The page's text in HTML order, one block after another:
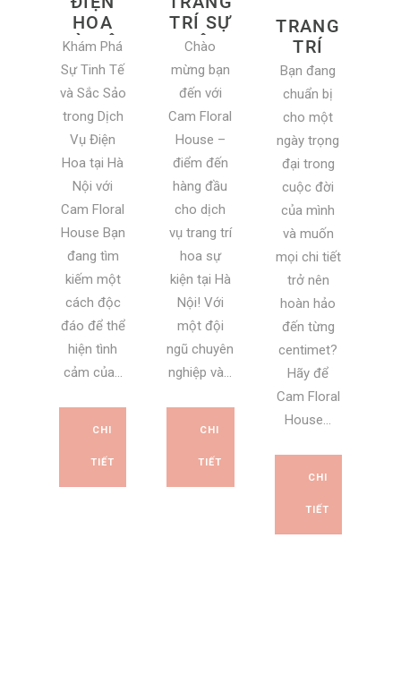
HOA
HÀ NỘI
Khám Phá
Sự Tinh Tế
và Sắc Sảo
trong Dịch
Vụ Điện
Hoa tại Hà
Nội với
Cam Floral
House Bạn
đang tìm
kiếm một
cách độc
đáo để thể
hiện tình
cảm của...
CHI
TIẾT
TRÍ SỰ
KIỆN
Chào
mừng bạn
đến với
Cam Floral
House –
điểm đến
hàng đầu
cho dịch
vụ trang trí
hoa sự
kiện tại Hà
Nội! Với
một đội
ngũ chuyên
nghiệp và...
CHI
TIẾT
TRANG
TRÍ
HOA
ĐÁM
CƯỚI
Bạn đang
chuẩn bị
cho một
ngày trọng
đại trong
cuộc đời
của mình
và muốn
mọi chi tiết
trở nên
hoàn hảo
đến từng
centimet?
Hãy để
Cam Floral
House...
CHI
TIẾT